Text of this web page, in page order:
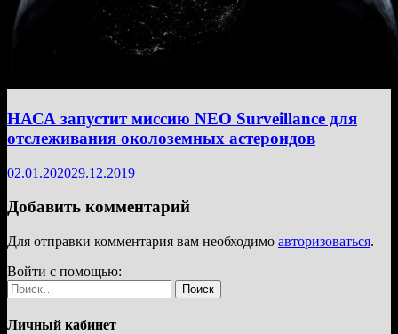
НАСА запустит миссию NEO Surveillance для
отслеживания околоземных астероидов
02.01.202029.12.2019
Добавить комментарий
Для отправки комментария вам необходимо авторизоваться.
Войти с помощью:
Найти:
Личный кабинет